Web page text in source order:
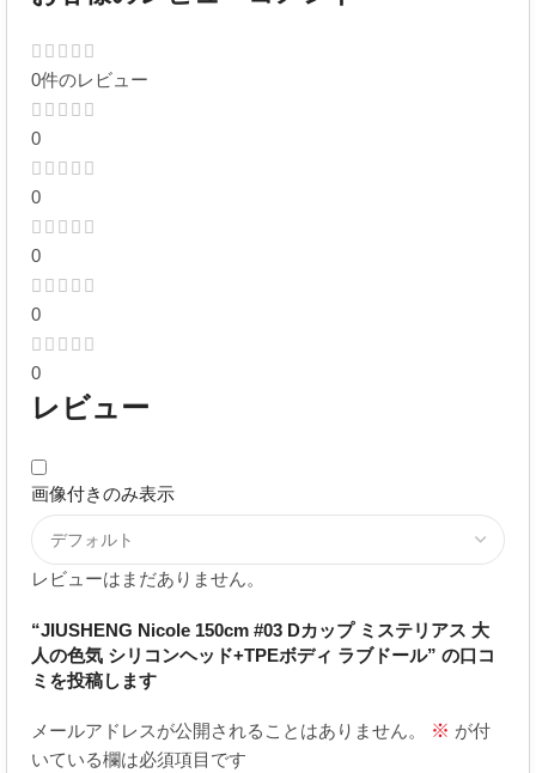
0件のレビュー
0
0
0
0
0
レビュー
画像付きのみ表示
レビューはまだありません。
“JIUSHENG Nicole 150cm #03 Dカップ ミステリアス 大
人の色気 シリコンヘッド+TPEボディ ラブドール” の口コ
ミを投稿します
メールアドレスが公開されることはありません。 ※ が付
いている欄は必須項目です